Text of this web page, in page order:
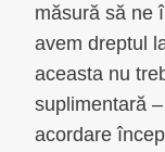
măsură să ne
avem dreptul
aceasta nu
suplimentară
acordare